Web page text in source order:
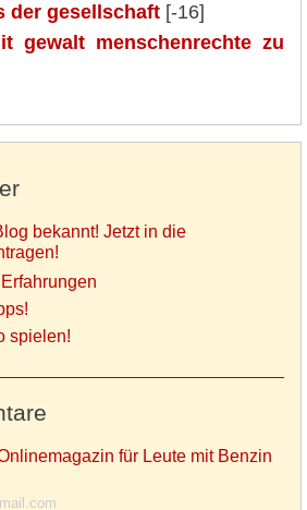
der gesellschaft [-16]
gewalt menschenrechte zu
bekannt! Jetzt in die
spielen!
für Leute mit Benzin